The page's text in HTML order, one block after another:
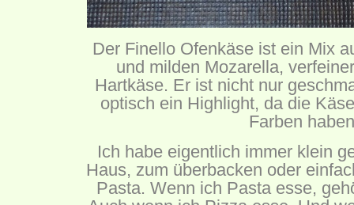
Der Finello Ofenkäse ist ein Mix
und milden Mozarella,
Hartkäse. Er ist nicht nur
optisch ein Highlight, da die
Farben
Ich habe eigentlich immer klein
Haus, zum überbacken oder
Pasta. Wenn ich Pasta esse,